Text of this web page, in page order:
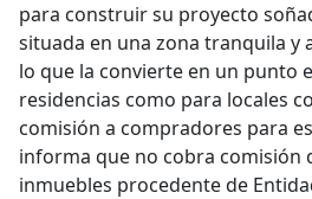
para construir su proyecto
situada en una zona tranquila y
lo que la convierte en un punto
residencias como para locales
comisión a compradores para
informa que no cobra comisión
inmuebles procedente de